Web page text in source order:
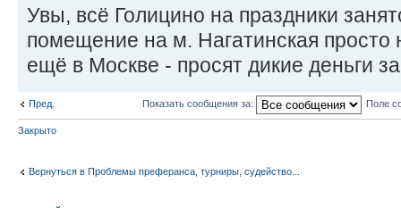
Увы, всё Голицино на праздники
помещение на м. Нагатинская просто
ещё в Москве - просят дикие деньги
Пред. Показать сообщения за: Поле
Закрыто
Вернуться в Проблемы преферанса, турниры, судейство...